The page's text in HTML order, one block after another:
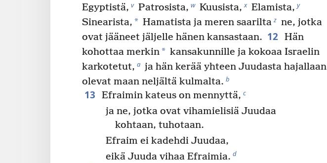
Egyptistä, v Patrosista, w Kuusista, x Elamista, y
Sinearista, * Hamatista ja meren saarilta z ne, jotka
ovat jääneet jäljelle hänen kansastaan. 12 Hän
kohottaa merkin* kansakunnille ja kokoaa Israelin
karkotetut, a ja hän kerää yhteen Juudasta hajallaan
olevat maan neljältä kulmalta. b
13 Efraimin kateus on mennyttä, c
ja ne, jotka ovat vihamielisiä Juudaa
kohtaan, tuhotaan.
Efraim ei kadehdi Juudaa,
eikä Juuda vihaa Efraimia. d